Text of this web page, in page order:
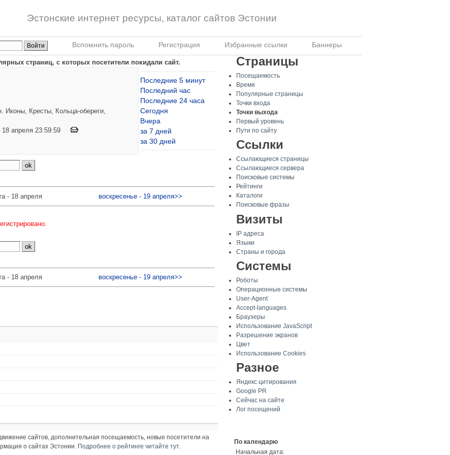
Эстонские интернет ресурсы, каталог сайтов Эстонии
Вспомнить пароль Регистрация Избранные ссылки Баннеры
страниц, с которых посетители покидали сайт.
Иконы, Кресты, Кольца-обереги,
18 апреля 23:59:59
Последние 5 минут
Последний час
Последние 24 часа
Сегодня
Вчера
за 7 дней
за 30 дней
- 18 апреля воскресенье - 19 апреля>>
- 18 апреля воскресенье - 19 апреля>>
сайтов, дополнительная посещаемость, новые посетители на
о сайтах Эстонии. Подробнее о рейтинге читайте тут.
Страницы
Посещаемость
Время
Популярные страницы
Точки входа
Точки выхода
Первый уровень
Пути по сайту
Ссылки
Ссылающиеся страницы
Ссылающиеся сервера
Поисковые системы
Рейтинги
Каталоги
Поисковые фразы
Визиты
IP адреса
Языки
Страны и города
Системы
Роботы
Операционные системы
User-Agent
Accept-languages
Браузеры
Использование JavaScript
Разрешение экранов
Цвет
Использование Cookies
Разное
Яндекс цитирования
Google PR
Сейчас на сайте
Лог посещений
По календарю
Начальная дата: